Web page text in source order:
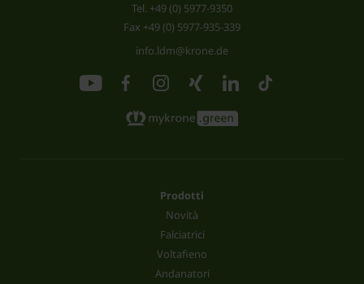
Tel. +49 (0) 5977-9350
Fax +49 (0) 5977-935-339
info.ldm@krone.de
Prodotti
Novità
Falciatrici
Voltafieno
Andanatori